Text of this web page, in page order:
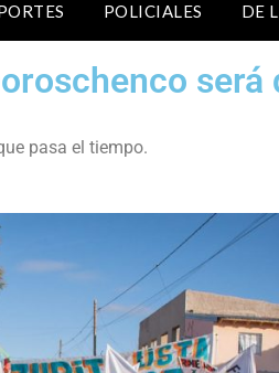
POLICIALES DE
será
pasa el tiempo.